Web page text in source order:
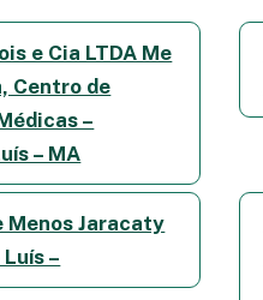
e Cia LTDA Me
Centro de
–
– MA
Menos Jaracaty
–